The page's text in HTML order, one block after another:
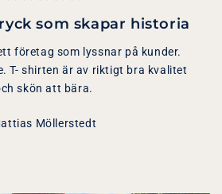
som skapar historia
företag som lyssnar på kunder.
T- shirten är av riktigt bra kvalitet
skön att bära.
Möllerstedt